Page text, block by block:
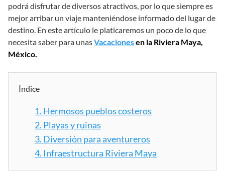
podrá disfrutar de diversos atractivos, por lo que siempre es
mejor arribar un viaje manteniéndose informado del lugar de
destino. En este artículo le platicaremos un poco de lo que
necesita saber para unasVacacionesen la Riviera Maya,
México.
Índice
1. Hermosos pueblos costeros
2. Playas y ruinas
3. Diversión para aventureros
4. Infraestructura Riviera Maya